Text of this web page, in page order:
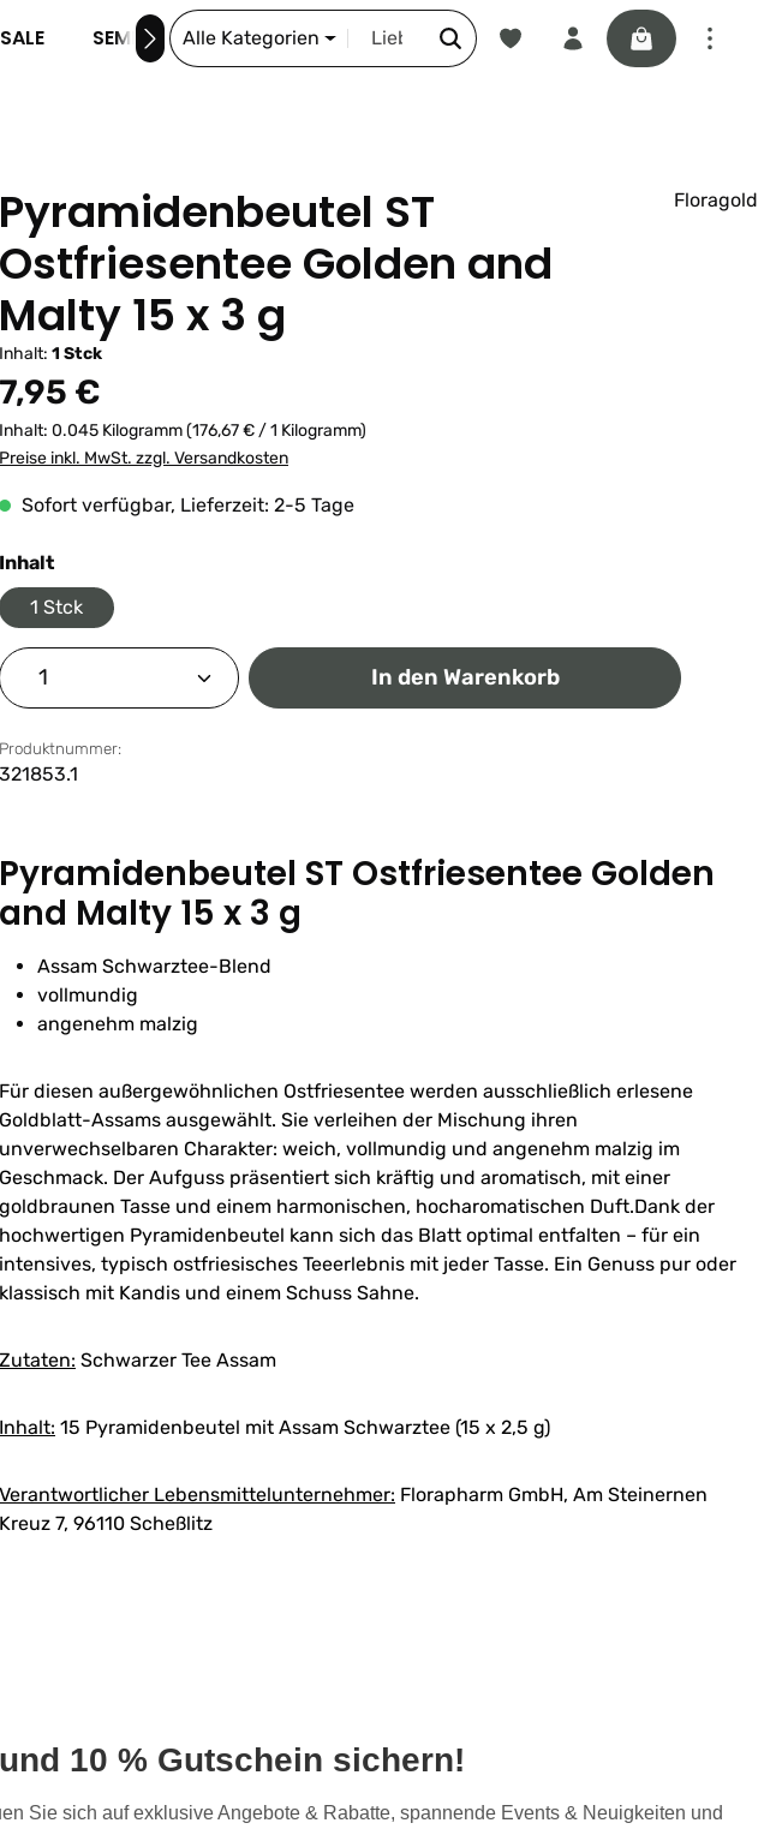
SALE SEMINARE DIE SCHNORR-STORY
Alle Kategorien
Du hast 0 Produkte auf dem
Warenkorb
Pyramidenbeutel ST
Ostfriesentee Golden and
Malty 15 x 3 g
Inhalt: 1 Stck
Floragold
Regulärer Preis:
7,95 €
Inhalt: 0.045 Kilogramm(176,67 € / 1 Kilogramm)
Preise inkl. MwSt. zzgl. Versandkosten
Sofort verfügbar, Lieferzeit: 2-5 Tage
Inhaltauswählen
1 Stck
Produkt Anzahl: Gib den gewünschten Wert ein oder
In den Warenkorb
Produktnummer:
321853.1
Pyramidenbeutel ST Ostfriesentee Golden
and Malty 15 x 3 g
Assam Schwarztee-Blend
vollmundig
angenehm malzig
Für diesen außergewöhnlichen Ostfriesentee werden ausschließlich erlesene
Goldblatt-Assams ausgewählt. Sie verleihen der Mischung ihren
unverwechselbaren Charakter: weich, vollmundig und angenehm malzig im
Geschmack. Der Aufguss präsentiert sich kräftig und aromatisch, mit einer
goldbraunen Tasse und einem harmonischen, hocharomatischen Duft.Dank der
hochwertigen Pyramidenbeutel kann sich das Blatt optimal entfalten – für ein
intensives, typisch ostfriesisches Teeerlebnis mit jeder Tasse. Ein Genuss pur oder
klassisch mit Kandis und einem Schuss Sahne.
Zutaten: Schwarzer Tee Assam
Inhalt: 15 Pyramidenbeutel mit Assam Schwarztee (15 x 2,5 g)
Verantwortlicher Lebensmittelunternehmer: Florapharm GmbH, Am Steinernen
Kreuz 7, 96110 Scheßlitz
10 % Gutschein sichern!
Sie sich auf exklusive Angebote & Rabatte, spannende Events & Neuigkeiten und